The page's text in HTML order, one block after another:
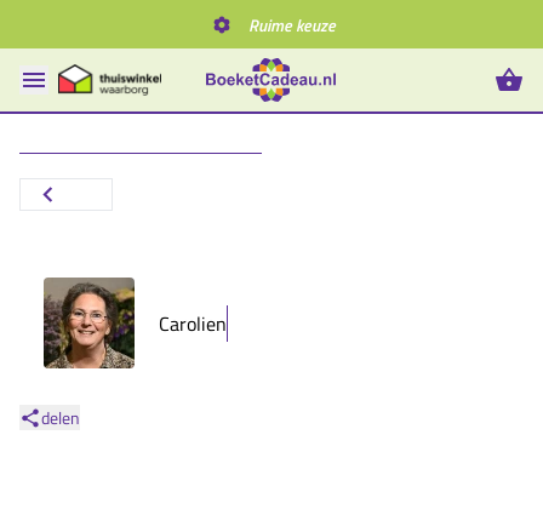
Ruime keuze
Carolien
delen